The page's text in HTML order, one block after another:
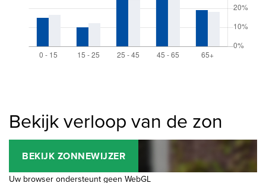
Bekijk verloop van de zon
BEKIJK ZONNEWIJZER
Uw browser ondersteunt geen WebGL